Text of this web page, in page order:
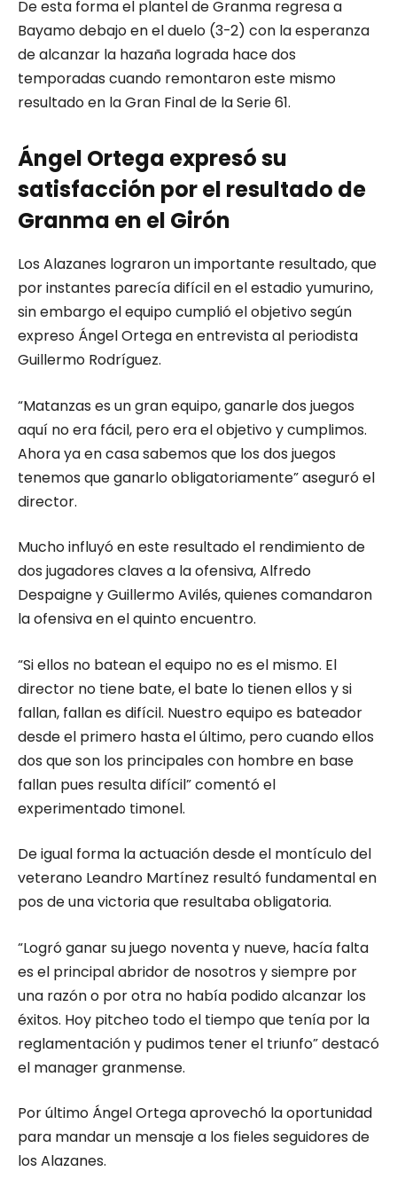
De esta forma el plantel de Granma regresa a
Bayamo debajo en el duelo (3-2) con la esperanza
de alcanzar la hazaña lograda hace dos
temporadas cuando remontaron este mismo
resultado en la Gran Final de la Serie 61.
Ángel Ortega expresó su
satisfacción por el resultado de
Granma en el Girón
Los Alazanes lograron un importante resultado, que
por instantes parecía difícil en el estadio yumurino,
sin embargo el equipo cumplió el objetivo según
expreso Ángel Ortega en entrevista al periodista
Guillermo Rodríguez.
“Matanzas es un gran equipo, ganarle dos juegos
aquí no era fácil, pero era el objetivo y cumplimos.
Ahora ya en casa sabemos que los dos juegos
tenemos que ganarlo obligatoriamente” aseguró el
director.
Mucho influyó en este resultado el rendimiento de
dos jugadores claves a la ofensiva, Alfredo
Despaigne y Guillermo Avilés, quienes comandaron
la ofensiva en el quinto encuentro.
“Si ellos no batean el equipo no es el mismo. El
director no tiene bate, el bate lo tienen ellos y si
fallan, fallan es difícil. Nuestro equipo es bateador
desde el primero hasta el último, pero cuando ellos
dos que son los principales con hombre en base
fallan pues resulta difícil” comentó el
experimentado timonel.
De igual forma la actuación desde el montículo del
veterano Leandro Martínez resultó fundamental en
pos de una victoria que resultaba obligatoria.
“Logró ganar su juego noventa y nueve, hacía falta
es el principal abridor de nosotros y siempre por
una razón o por otra no había podido alcanzar los
éxitos. Hoy pitcheo todo el tiempo que tenía por la
reglamentación y pudimos tener el triunfo” destacó
el manager granmense.
Por último Ángel Ortega aprovechó la oportunidad
para mandar un mensaje a los fieles seguidores de
los Alazanes.